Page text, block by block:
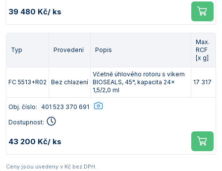
39 480 Kč/ ks
Typ Provedení Popis
Max.
RCF
[x g]
FC 5513+R02 Bez chlazení
Včetně úhlového rotoru s víkem
BIOSEALS, 45°, kapacita 24x
1,5/2,0 ml
17 317
Obj. číslo: 401 523 370 691
Dostupnost:
43 200 Kč/ ks
Ceny jsou uvedeny v Kč bez DPH.